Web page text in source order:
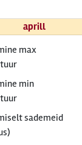
aprill
max
min
sademeid